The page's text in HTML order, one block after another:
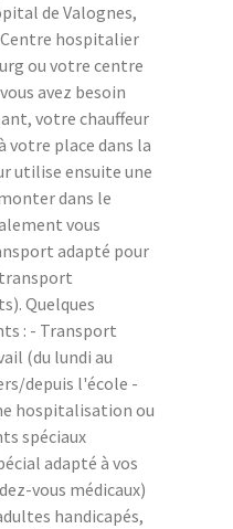
de Valognes,
hospitalier
ou votre centre
avez besoin
votre chauffeur
votre place dans la
utilise ensuite une
dans le
vous
adapté pour
Quelques
: - Transport
(du lundi au
depuis l'école -
hospitalisation ou
spéciaux
adapté à vos
vous médicaux)
handicapés,